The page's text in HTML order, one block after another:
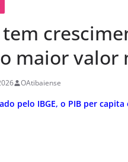
maior valor
OAtibaiense
pelo IBGE, o PIB per